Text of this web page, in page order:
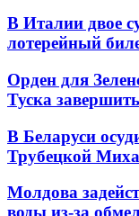
В Италии двое
лотерейный
Орден для
Туска
В Беларуси
Трубецкой
Молдова